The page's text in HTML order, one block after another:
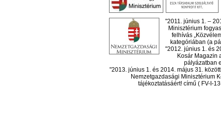
"2011. június 1. –
Minisztérium
felhívás
kategóriában (a
"2012. június 1. és
Kosár Magazin
pályázatban
"2013. június 1. és 2014. május 31.
Nemzetgazdasági Minisztérium
tájékoztatásáért! című ( FV-I-